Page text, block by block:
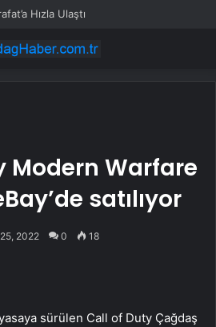
Hızla Ulaştı
Modern Warfare
satılıyor
25, 2022 0 18
sürülen Call of Duty Çağdaş